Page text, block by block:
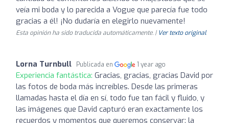
veía mi boda y lo parecida a Vogue que parecía fue todo
gracias a él! ¡No dudaría en elegirlo nuevamente!
Esta opinión ha sido traducida automáticamente. | Ver texto original
Lorna Turnbull Publicada en 1 year ago
Experiencia fantástica: Gracias, gracias, gracias David por
las fotos de boda más increíbles. Desde las primeras
llamadas hasta el día en sí, todo fue tan fácil y fluido, y
las imágenes que David capturó eran exactamente los
recuerdos y momentos que queremos conservar: la